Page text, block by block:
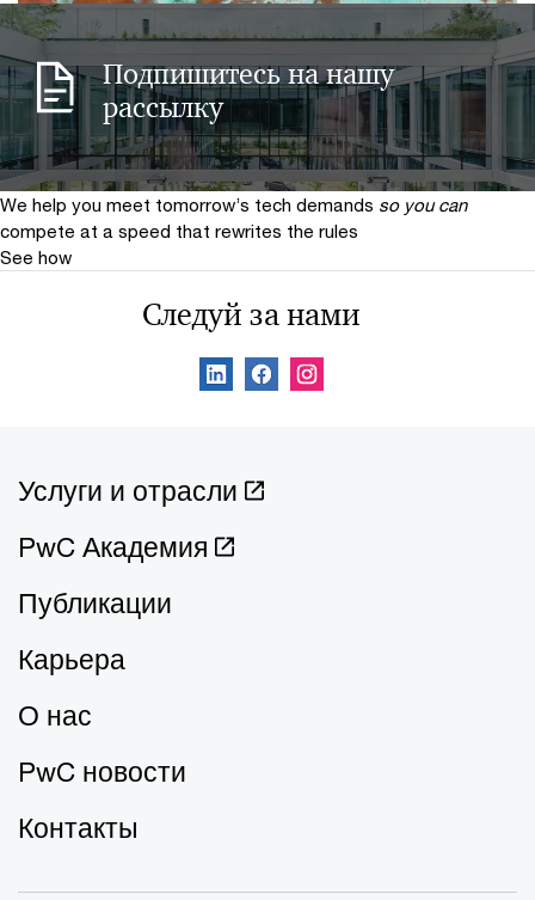
Эпоха переосмысления
Обзор «Mine 2023»: 20-е издание. Июнь 2023
Подпишитесь на нашу
рассылку
We help you meet tomorrow’s tech demands so you can
compete at a speed that rewrites the rules
See how
Следуй за нами
Услуги и отрасли
PwC Академия
Публикации
Карьера
О нас
PwC новости
Контакты